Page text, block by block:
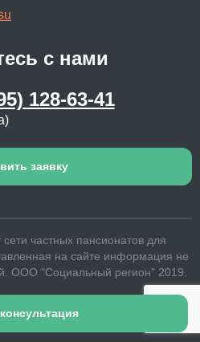
с нами
128-63-41
заявку
частных пансионатов для
на сайте информация не
ООО "Социальный регион" 2019.